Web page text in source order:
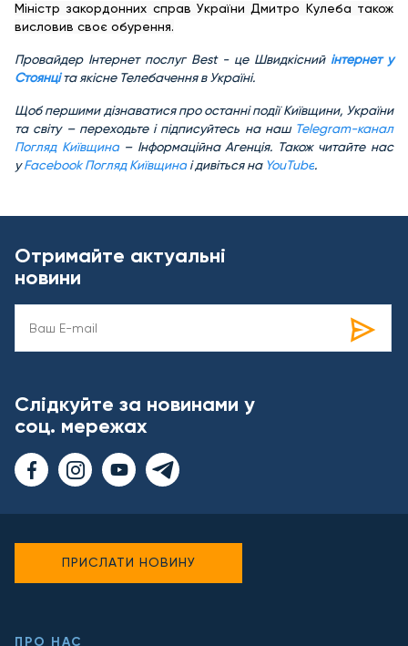
Міністр закордонних справ України Дмитро Кулеба також
висловив своє обурення.
Провайдер Інтернет послуг Best - це Швидкіснийінтернет у
Стоянці та якісне Телебачення в Україні.
Щоб першими дізнаватися про останні події Київщини, України
та світу – переходьте і підписуйтесь на наш Telegram-канал
Погляд Київщина– Інформаційна Агенція. Також читайте нас
уFacebook Погляд Київщина і дивіться на YouTube.
Отримайте актуальні
новини
Слідкуйте за новинами у
соц. мережах
ПРО НАС
ПРИСЛАТИ НОВИНУ